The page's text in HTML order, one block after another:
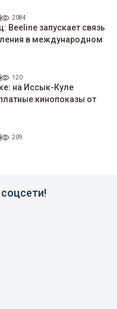
2084
Beeline запускает связь
в международном
120
на Иссык-Куле
кинопоказы от
209